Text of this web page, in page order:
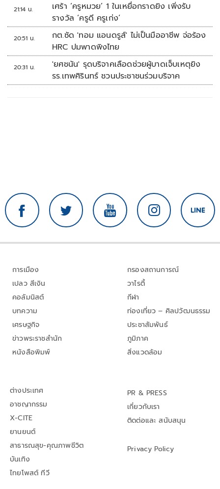
21:14 น.
เศร้า ‘ครูหมวย’ 1 ในเหยื่อกราดยิง เพิ่งรับ
รางวัล ‘ครูดี ครูเก่ง’
20:51 น.
กต.ซัด 'ทอม แอนดรูส์' ไม่เป็นมืออาชีพ จ่อร้อง
HRC ปมพาดพิงไทย
20:31 น.
'ยศชนัน' รุดบริจาคเลือดช่วยผู้บาดเจ็บเหตุยิง
รร.เทพศิรินทร์ ชวนประชาชนร่วมบริจาค
การเมือง
เปลว สีเงิน
คอลัมนิสต์
บทความ
เศรษฐกิจ
ข่าวพระราชสำนัก
หนังสือพิมพ์
กรองสถานการณ์
วาไรตี้
กีฬา
ท่องเที่ยว – ศิลปวัฒนธรรม
ประชาสัมพันธ์
ภูมิภาค
สิ่งแวดล้อม
ต่างประเทศ
อาชญากรรม
X-CITE
ยานยนต์
สาธารณสุข-คุณภาพชีวิต
บันเทิง
ไทยโพสต์ ทีวี
PR & PRESS
เกี่ยวกับเรา
ติดต่อและ สนับสนุน
Privacy Policy